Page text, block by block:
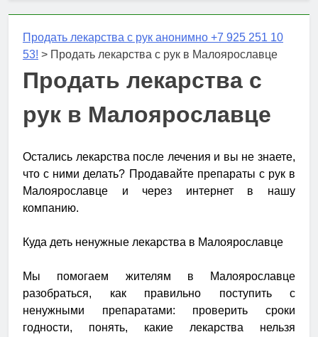
Продать лекарства с рук анонимно +7 925 251 10
53! > Продать лекарства с рук в Малоярославце
Продать лекарства с
рук в Малоярославце
Остались лекарства после лечения и вы не знаете,
что с ними делать? Продавайте препараты с рук в
Малоярославце и через интернет в нашу
компанию.
Куда деть ненужные лекарства в Малоярославце
Мы помогаем жителям в Малоярославце
разобраться, как правильно поступить с
ненужными препаратами: проверить сроки
годности, понять, какие лекарства нельзя